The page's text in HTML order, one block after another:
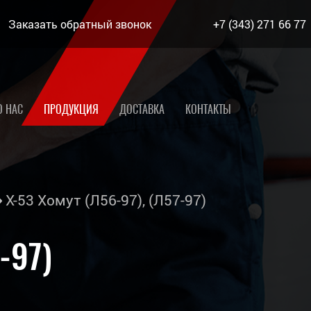
Заказать обратный звонок +7 (343) 271 66 77
НАС ПРОДУКЦИЯ ДОСТАВКА КОНТАКТЫ
Х-53 Хомут (Л56-97), (Л57-97)